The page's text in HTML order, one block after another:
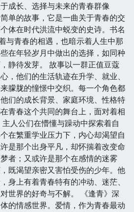
成长、选择与未来的青春群像
简单的故事，它是一曲关于青春的交
体在时代洪流中蜕变的史诗。书名
与青春的相遇，也暗示着人生中那
在年轻岁月中做出的选择，如同种
静待发芽。 故事以一群正值豆蔻
，他们的生活轨迹在升学、就业、
朦胧的憧憬中交织。每一个角色都
们的成长背景、家庭环境、性格特
青春这个共同的舞台上，面对着相
人公们在懵懂与躁动中探索着自
在繁重学业压力下，内心却渴望自
是那个出身平凡，却怀揣着改变命
者；又或许是那个在感情的迷雾
既渴望亲密又害怕受伤的少年。他
身上有着青春特有的冲动、迷茫、
世界的好奇与不解。 《逢青》深
的情感世界。爱情，作为青春最动